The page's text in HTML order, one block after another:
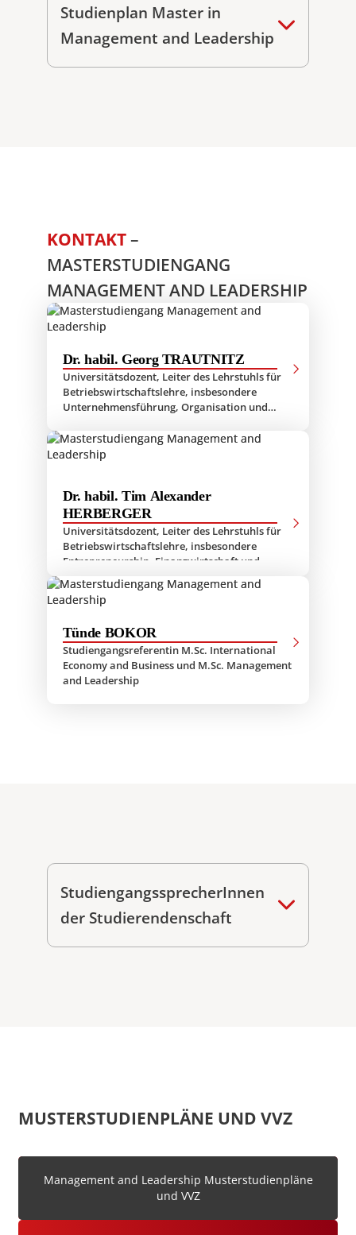
Studienplan Master in
Management and Leadership
KONTAKT–
MASTERSTUDIENGANG
MANAGEMENT AND LEADERSHIP
Dr. habil. Georg TRAUTNITZ
Universitätsdozent, Leiter des Lehrstuhls für
Betriebswirtschaftslehre, insbesondere
Unternehmensführung, Organisation und
Dr. habil. Tim Alexander
HERBERGER
Universitätsdozent, Leiter des Lehrstuhls für
Betriebswirtschaftslehre, insbesondere
Entrepreneurship, Finanzwirtschaft und
Digitalisierung, Studiengangsleiter M.Sc.
Management and Leadership
Tünde BOKOR
Studiengangsreferentin M.Sc. International
Economy and Business und M.Sc. Management
and Leadership
StudiengangssprecherInnen
der Studierendenschaft
MUSTERSTUDIENPLÄNE UND VVZ
Management and Leadership Musterstudienpläne
und VVZ